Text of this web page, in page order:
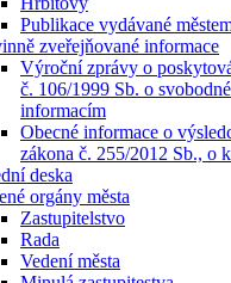
Publikace vydávané
zveřejňované informace
Výroční zprávy o
č. 106/1999 Sb. o
informacím
Obecné informace o
zákona č. 255/2012 Sb., o
deska
orgány města
Zastupitelstvo
Rada
Vedení města